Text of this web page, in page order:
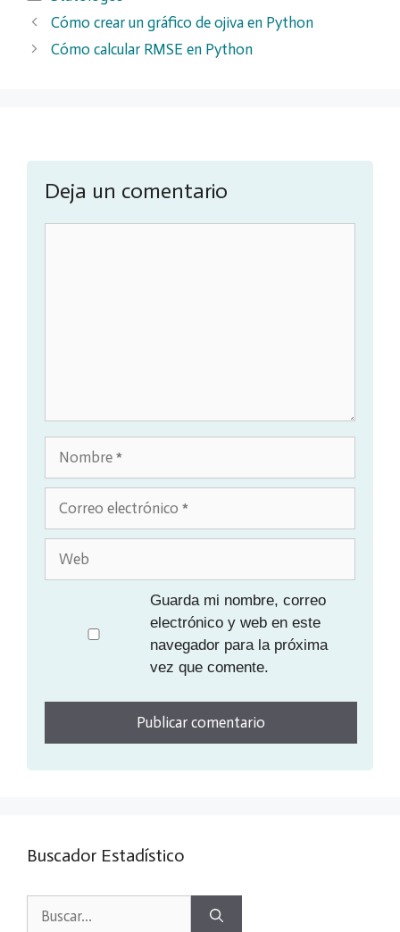
Cómo crear un gráfico de ojiva en Python
Cómo calcular RMSE en Python
Deja un comentario
Nombre
Guarda mi nombre, correo
electrónico y web en este
navegador para la próxima
vez que comente.
Buscador Estadístico